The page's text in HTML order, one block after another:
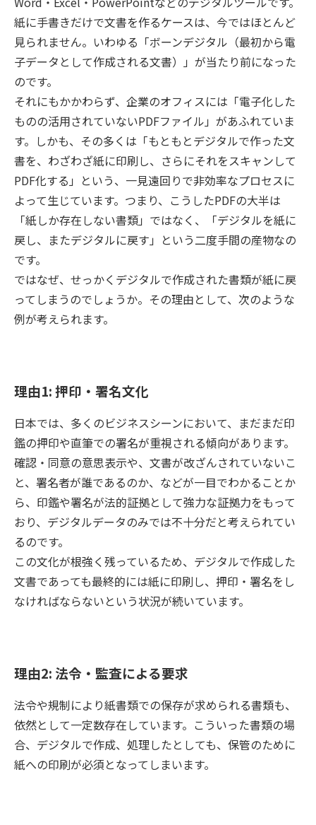
紙に手書きだけで文書を作るケースは、今ではほとんど
見られません。いわゆる「ボーンデジタル（最初から電
子データとして作成される文書）」が当たり前になった
のです。
それにもかかわらず、企業のオフィスには「電子化した
ものの活用されていないPDFファイル」があふれていま
す。しかも、その多くは「もともとデジタルで作った文
書を、わざわざ紙に印刷し、さらにそれをスキャンして
PDF化する」という、一見遠回りで非効率なプロセスに
よって生じています。つまり、こうしたPDFの大半は
「紙しか存在しない書類」ではなく、「デジタルを紙に
戻し、またデジタルに戻す」という二度手間の産物なの
です。
ではなぜ、せっかくデジタルで作成された書類が紙に戻
ってしまうのでしょうか。その理由として、次のような
例が考えられます。
理由1: 押印・署名文化
日本では、多くのビジネスシーンにおいて、まだまだ印
鑑の押印や直筆での署名が重視される傾向があります。
確認・同意の意思表示や、文書が改ざんされていないこ
と、署名者が誰であるのか、などが一目でわかることか
ら、印鑑や署名が法的証拠として強力な証拠力をもって
おり、デジタルデータのみでは不十分だと考えられてい
るのです。
この文化が根強く残っているため、デジタルで作成した
文書であっても最終的には紙に印刷し、押印・署名をし
なければならないという状況が続いています。
理由2: 法令・監査による要求
法令や規制により紙書類での保存が求められる書類も、
依然として一定数存在しています。こういった書類の場
合、デジタルで作成、処理したとしても、保管のために
紙への印刷が必須となってしまいます。